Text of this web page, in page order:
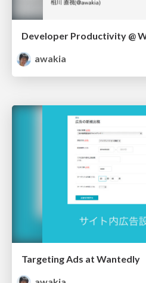
Developer Productivity @
awakia
Targeting Ads at Wantedly